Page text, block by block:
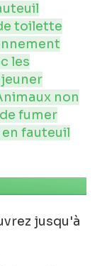
toilette
les
non
fumer
fauteuil
jusqu'à